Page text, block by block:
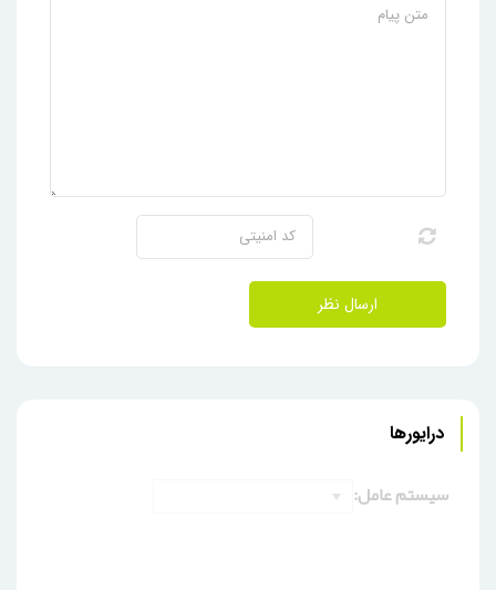
ارسال نظر
درایورها